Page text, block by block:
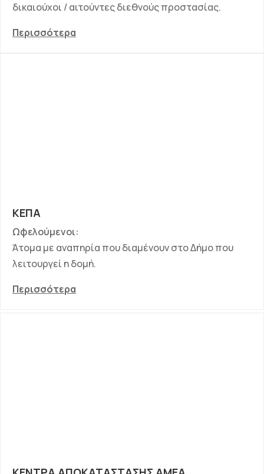
δικαιούχοι / αιτούντες διεθνούς προστασίας.
Περισσότερα
ΚΕΠΑ
Ωφελούμενοι:
Άτομα με αναπηρία που διαμένουν στο Δήμο που
λειτουργεί η δομή.
Περισσότερα